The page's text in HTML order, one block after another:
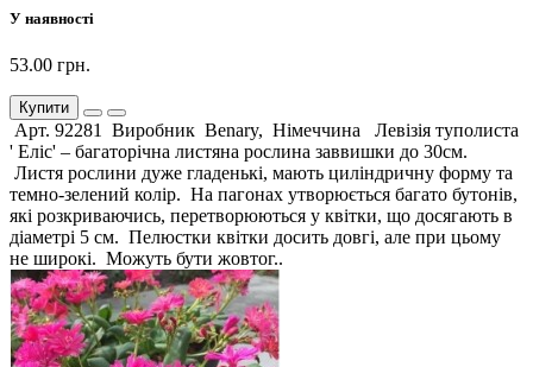
У наявності
53.00 грн.
Купити
Арт. 92281 Виробник Benary, Німеччина Левізія туполиста
' Еліс' – багаторічна листяна рослина заввишки до 30см.
Листя рослини дуже гладенькі, мають циліндричну форму та
темно-зелений колір. На пагонах утворюється багато бутонів,
які розкриваючись, перетворюються у квітки, що досягають в
діаметрі 5 см. Пелюстки квітки досить довгі, але при цьому
не широкі. Можуть бути жовтог..